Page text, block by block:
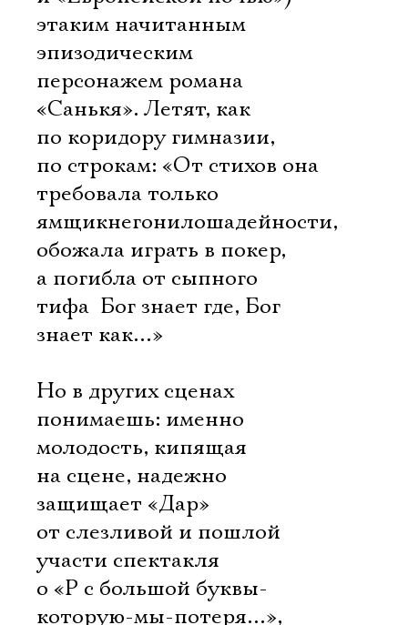
этаким начитанным
эпизодическим
персонажем романа
«Санькя». Летят, как
по коридору гимназии,
по строкам: «От стихов она
требовала только
ямщикнегонилошадейности,
обожала играть в покер,
а погибла от сыпного
тифа  Бог знает где, Бог
знает как…»
Но в других сценах
понимаешь: именно
молодость, кипящая
на сцене, надежно
защищает «Дар»
от слезливой и пошлой
участи спектакля
о «Р с большой буквы-
которую-мы-потеря…»,
Электропочта
Имя
Ознакомиться